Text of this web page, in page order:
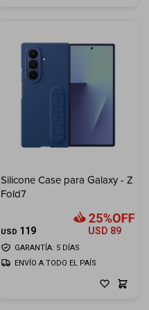
Silicone Case para Galaxy - Z
Fold7
USD 119 USD 89
GARANTÍA: 5 DÍAS
ENVÍO A TODO EL PAÍS